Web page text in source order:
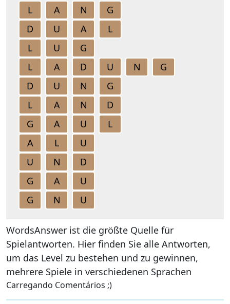
L
A N
G
D
U A
L
L
U
G
L
A D U N
G
D
U N
G
L
A N
D
G
A U
L
A
L
U
U
N
D
G
A
U
G
N U
WordsAnswer ist die größte Quelle für
Spielantworten. Hier finden Sie alle Antworten,
um das Level zu bestehen und zu gewinnen,
mehrere Spiele in verschiedenen Sprachen
Carregando Comentários ;)